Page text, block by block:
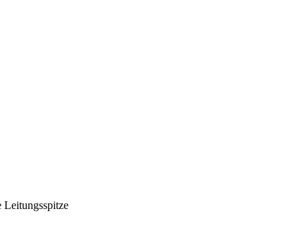
Leitungsspitze